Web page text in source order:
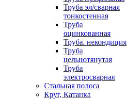
Труба эл/сварная
тонкостенная
Труба
оцинкованная
Труба. некондиция
Труба
цельнотянутая
Труба
электросварная
Стальная полоса
Круг, Катанка